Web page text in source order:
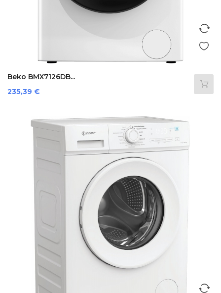
Beko BMX7126DB...
Preis
235,39 €